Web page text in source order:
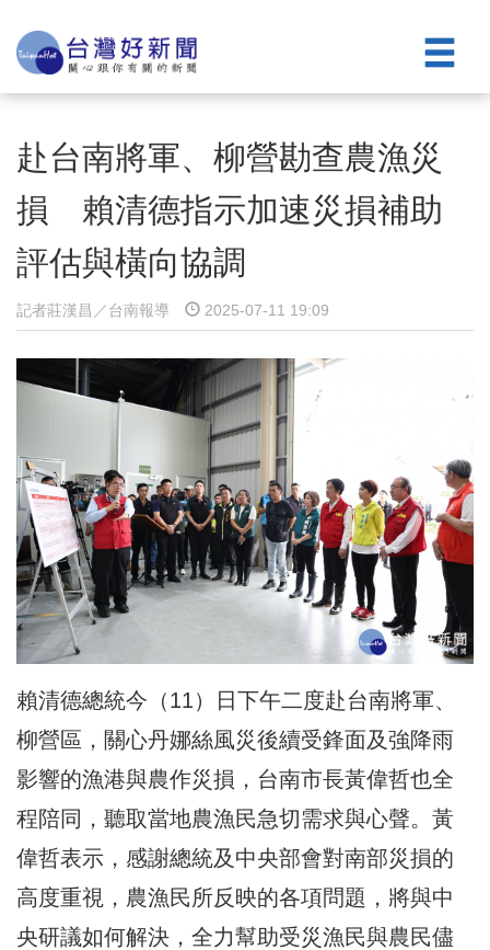
赴台南將軍、柳營勘查農漁災
損 賴清德指示加速災損補助
評估與橫向協調
記者莊漢昌／台南報導 2025-07-11 19:09
賴清德總統今（11）日下午二度赴台南將軍、
柳營區，關心丹娜絲風災後續受鋒面及強降雨
影響的漁港與農作災損，台南市長黃偉哲也全
程陪同，聽取當地農漁民急切需求與心聲。黃
偉哲表示，感謝總統及中央部會對南部災損的
高度重視，農漁民所反映的各項問題，將與中
央研議如何解決，全力幫助受災漁民與農民儘